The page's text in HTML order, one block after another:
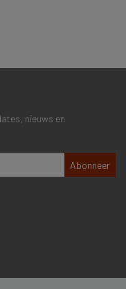
nieuws en
Abonneer